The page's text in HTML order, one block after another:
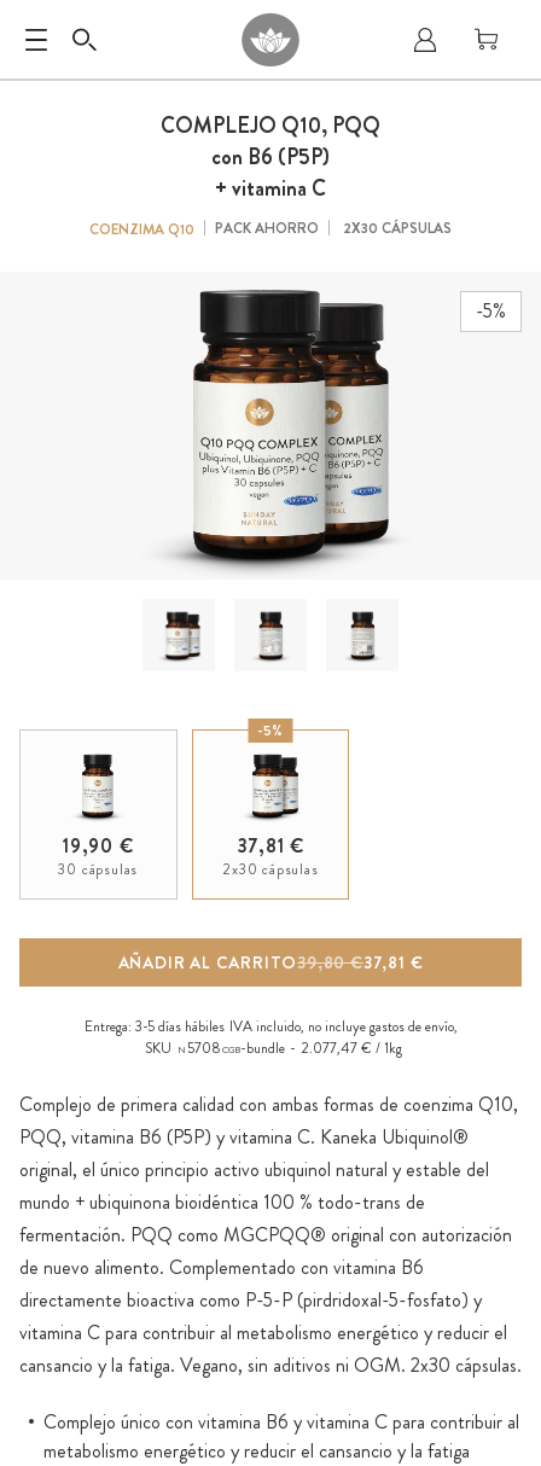
-5%
COMPLEJO Q10, PQQ
con B6 (P5P)
+ vitamina C
COENZIMA Q10 PACK AHORRO 2X30 CÁPSULAS
Complejo de primera calidad con ambas formas de coenzima Q10,
PQQ, vitamina B6 (P5P) y vitamina C. Kaneka Ubiquinol®
original, el único principio activo ubiquinol natural y estable del
mundo + ubiquinona bioidéntica 100 % todo-trans de
fermentación. PQQ como MGCPQQ® original con autorización
de nuevo alimento. Complementado con vitamina B6
directamente bioactiva como P-5-P (pirdridoxal-5-fosfato) y
vitamina C para contribuir al metabolismo energético y reducir el
cansancio y la fatiga. Vegano, sin aditivos ni OGM. 2x30 cápsulas.
Complejo único con vitamina B6 y vitamina C para contribuir al
metabolismo energético y reducir el cansancio y la fatiga
19,90 €
30 cápsulas
-5%
37,81 €
2x30 cápsulas
AÑADIR AL CARRITO 37,81 €
39,80 €
Entrega: 3-5 días hábiles IVA incluido, no incluyegastos de envío,
SKU
N 5708CGB-bundle 2.077,47 € / 1kg